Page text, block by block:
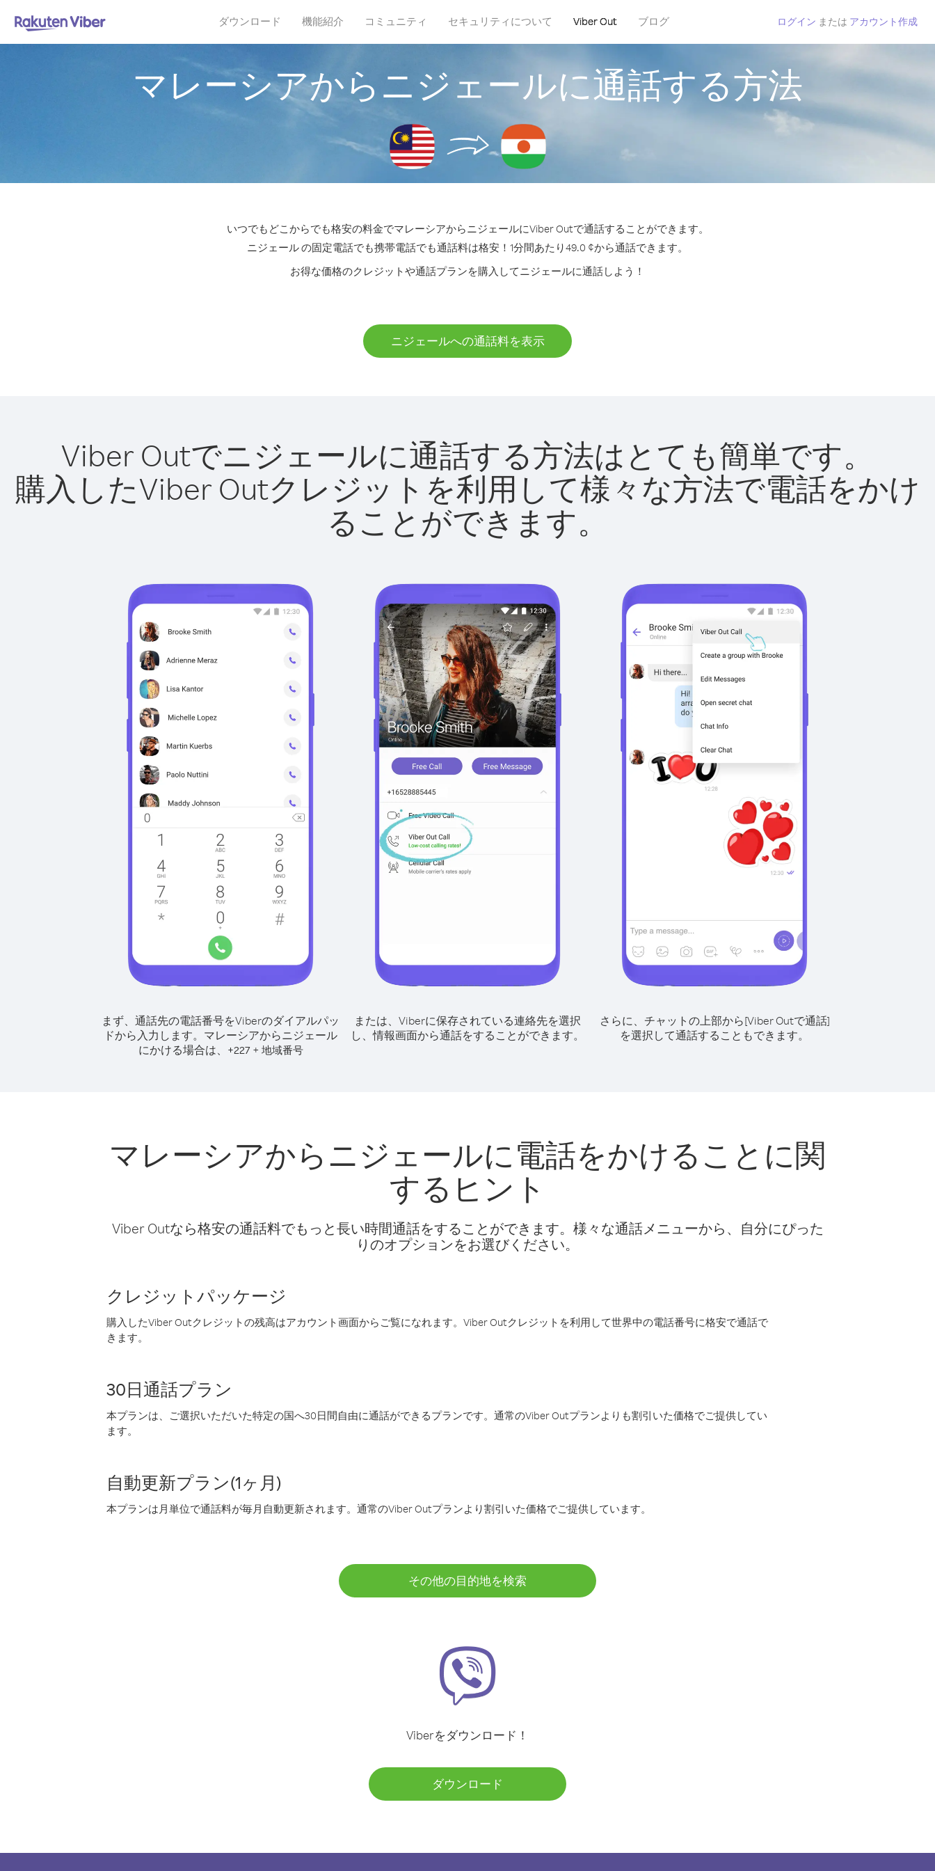
ダウンロード 機能紹介 コミュニティ セキュリティについて Viber Out ブログ ログイン または アカウント作成
マレーシアからニジェールに通話する方法
いつでもどこからでも格安の料金でマレーシアからニジェールにViber Outで通話することができます。
ニジェール の固定電話でも携帯電話でも通話料は格安！1分間あたり49.0 ¢から通話できます。
お得な価格のクレジットや通話プランを購入してニジェールに通話しよう！
ニジェールへの通話料を表示
Viber Outでニジェールに通話する方法はとても簡単です。
購入したViber Outクレジットを利用して様々な方法で電話をかけ
ることができます。
まず、通話先の電話番号をViberのダイアルパッ
ドから入力します。 マレーシアからニジェール
にかける場合は、
+227+ 地域番号
または、Viberに保存されている連絡先を選択
し、情報画面から通話をすることができます。
さらに、チャットの上部から[Viber Outで通話]
を選択して通話することもできます。
マレーシアからニジェールに電話をかけることに関
するヒント
Viber Outなら格安の通話料でもっと長い時間通話をすることができます。様々な通話メニューから、自分にぴった
りのオプションをお選びください。
クレジットパッケージ
購入したViber Outクレジットの残高はアカウント画面からご覧になれます。Viber Outクレジットを利用して世界中の電話番号に格安で通話で
きます。
30日通話プラン
本プランは、ご選択いただいた特定の国へ30日間自由に通話ができるプランです。通常のViber Outプランよりも割引いた価格でご提供してい
ます。
自動更新プラン(1ヶ月)
本プランは月単位で通話料が毎月自動更新されます。通常のViber Outプランより割引いた価格でご提供しています。
その他の目的地を検索
Viberをダウンロード！
ダウンロード